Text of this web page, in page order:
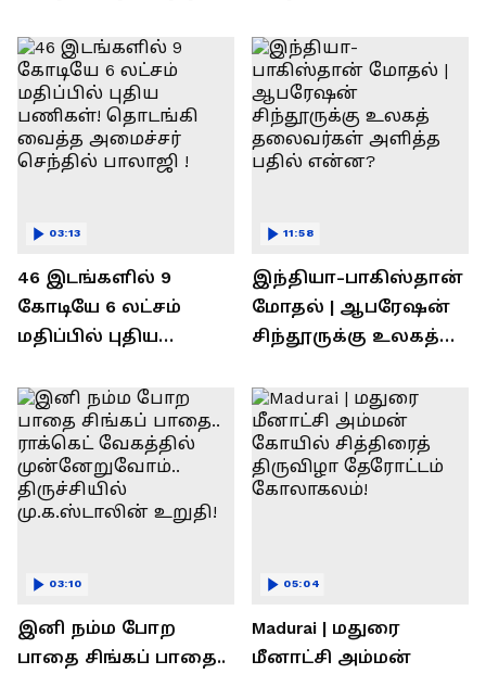
46 இடங்களில் 9
கோடியே 6 லட்சம்
மதிப்பில் புதிய
வைத்த அமைச்சர்
செந்தில் பாலாஜி !
03:13
இந்தியா-பாகிஸ்தான்
மோதல் | ஆபரேஷன்
சிந்தூருக்கு உலகத்
பதில் என்ன?
11:58
இனி நம்ம போற
பாதை சிங்கப் பாதை..
03:10
Madurai | மதுரை
மீனாட்சி அம்மன்
05:04